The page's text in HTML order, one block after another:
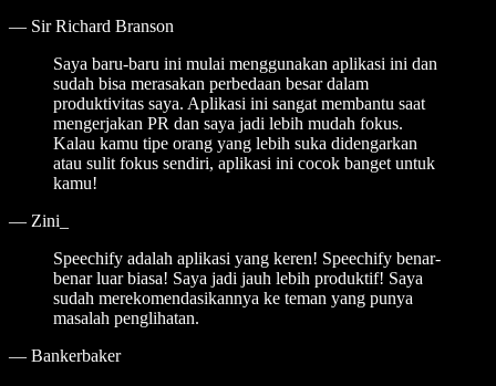
— Sir Richard Branson
Saya baru-baru ini mulai menggunakan aplikasi ini dan
sudah bisa merasakan perbedaan besar dalam
produktivitas saya. Aplikasi ini sangat membantu saat
mengerjakan PR dan saya jadi lebih mudah fokus.
Kalau kamu tipe orang yang lebih suka didengarkan
atau sulit fokus sendiri, aplikasi ini cocok banget untuk
kamu!
— Zini_
Speechify adalah aplikasi yang keren! Speechify benar-
benar luar biasa! Saya jadi jauh lebih produktif! Saya
sudah merekomendasikannya ke teman yang punya
masalah penglihatan.
— Bankerbaker